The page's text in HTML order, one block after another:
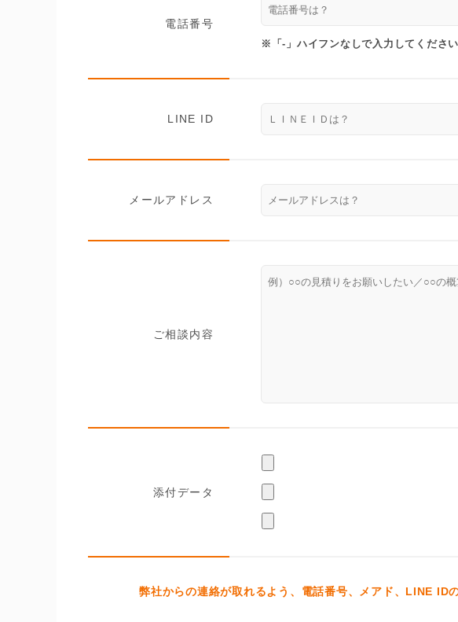
電話番号
※「-」ハイフンなしで入力してください
LINE ID
メールアドレス
ご相談内容
添付データ
弊社からの連絡が取れるよう、電話番号、メアド、LINE ID